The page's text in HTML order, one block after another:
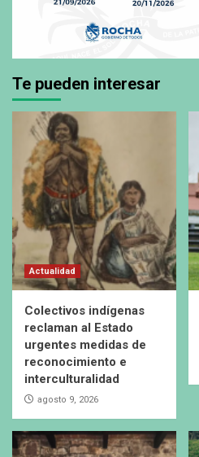
Te pueden interesar
Actualidad
Colectivos indígenas
reclaman al Estado
urgentes medidas de
reconocimiento e
interculturalidad
agosto 9, 2026